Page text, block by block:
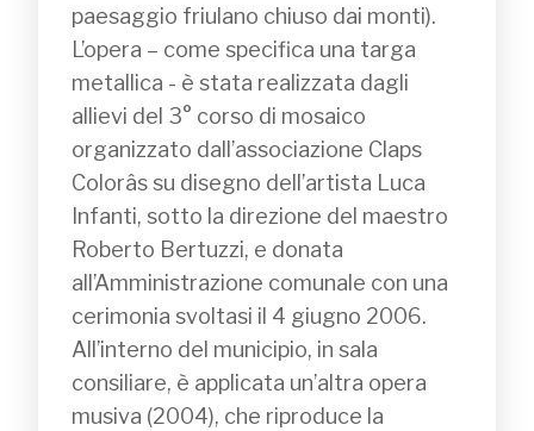
paesaggio friulano chiuso dai monti).
L’opera – come specifica una targa
metallica - è stata realizzata dagli
allievi del 3° corso di mosaico
organizzato dall’associazione Claps
Colorâs su disegno dell’artista Luca
Infanti, sotto la direzione del maestro
Roberto Bertuzzi, e donata
all’Amministrazione comunale con una
cerimonia svoltasi il 4 giugno 2006.
All’interno del municipio, in sala
consiliare, è applicata un’altra opera
musiva (2004), che riproduce la